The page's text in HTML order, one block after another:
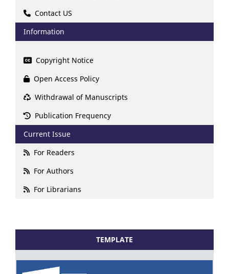
Contact US
Information
Copyright Notice
Open Access Policy
Withdrawal of Manuscripts
Publication Frequency
Current Issue
For Readers
For Authors
For Librarians
TEMPLATE